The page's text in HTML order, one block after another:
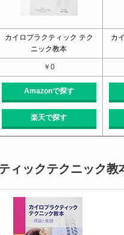
カイロプラクティック テク
ニック教本
カ
￥0
Amazonで探す
楽天で探す
ィックテクニック教